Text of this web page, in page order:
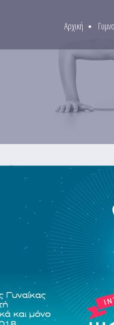
Αρχική
σε ομαδικά